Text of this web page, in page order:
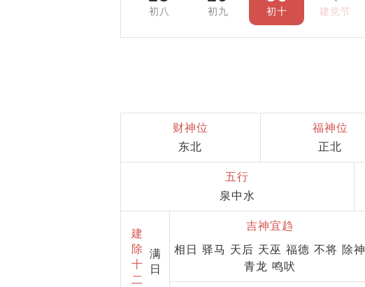
初八 初九 初十 建党节
财神位
东北
福神位
正北
五行
泉中水
建
除
十
二
满
日
吉神宜趋
相日 驿马 天后 天巫 福德 不将 除神
青龙 鸣吠